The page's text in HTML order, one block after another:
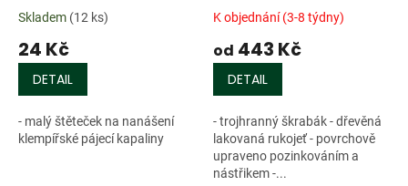
Skladem (12 ks)
24 Kč
DETAIL
- malý štěteček na nanášení
klempířské pájecí kapaliny
K objednání (3-8 týdny)
od 443 Kč
DETAIL
- trojhranný škrabák - dřevěná
lakovaná rukojeť - povrchově
upraveno pozinkováním a
nástřikem -...